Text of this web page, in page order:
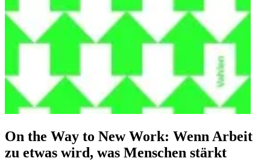
On the Way to New Work: Wenn Arbeit
zu etwas wird, was Menschen stärkt